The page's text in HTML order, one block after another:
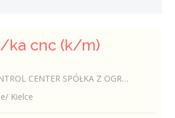
ka cnc (k/m)
SPÓŁKA Z OGRANICZONĄ ODPOWIEDZIALNOŚCIĄ
Kielce